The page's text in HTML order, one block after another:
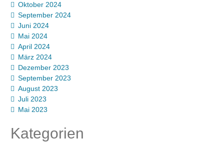
Oktober 2024
September 2024
Juni 2024
Mai 2024
April 2024
März 2024
Dezember 2023
September 2023
August 2023
Juli 2023
Mai 2023
Kategorien